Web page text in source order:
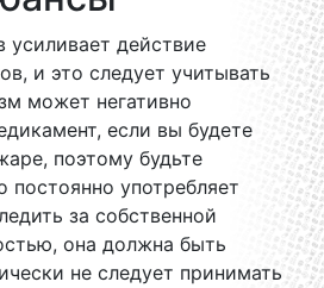
действие
и это следует учитывать
может негативно
если вы будете
поэтому будьте
употребляет
за собственной
она должна быть
не следует принимать